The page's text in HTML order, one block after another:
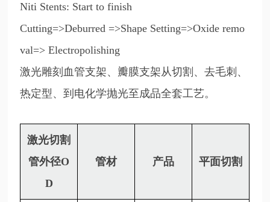
Niti Stents: Start to finish
Cutting=>Deburred =>Shape Setting=>Oxide remo
val=> Electropolishing
激光雕刻血管支架、瓣膜支架从切割、去毛刺、
热定型、到电化学抛光至成品全套工艺。
激光切割
管外径O
D
管材 产品 平面切割